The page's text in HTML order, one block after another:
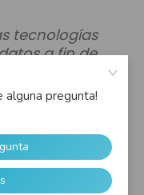
| Privacidad |
tecnologías
a fin de